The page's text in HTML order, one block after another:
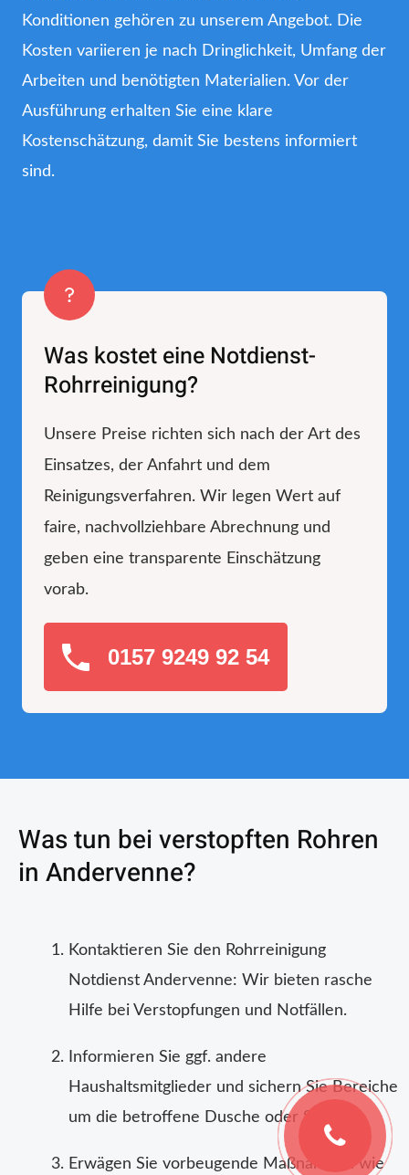
Konditionen gehören zu unserem Angebot. Die
Kosten variieren je nach Dringlichkeit, Umfang der
Arbeiten und benötigten Materialien. Vor der
Ausführung erhalten Sie eine klare
Kostenschätzung, damit Sie bestens informiert
sind.
Was kostet eine Notdienst-
Rohrreinigung?
Unsere Preise richten sich nach der Art des
Einsatzes, der Anfahrt und dem
Reinigungsverfahren. Wir legen Wert auf
faire, nachvollziehbare Abrechnung und
geben eine transparente Einschätzung
vorab.
0157 9249 92 54
Was tun bei verstopften Rohren
in Andervenne?
Kontaktieren Sie den Rohrreinigung
Notdienst Andervenne: Wir bieten rasche
Hilfe bei Verstopfungen und Notfällen.
Informieren Sie ggf. andere
Haushaltsmitglieder und sichern Sie Bereiche
um die betroffene Dusche oder Spüle.
Erwägen Sie vorbeugende Maßnahmen wie